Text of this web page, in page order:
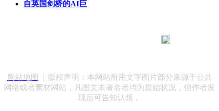
自英国剑桥的AI巨
网站地图
| 版权声明：本网站所用文字图片部分来源于公共
网络或者素材网站，凡图文未署名者均为原始状况，但作者发
现后可告知认领，